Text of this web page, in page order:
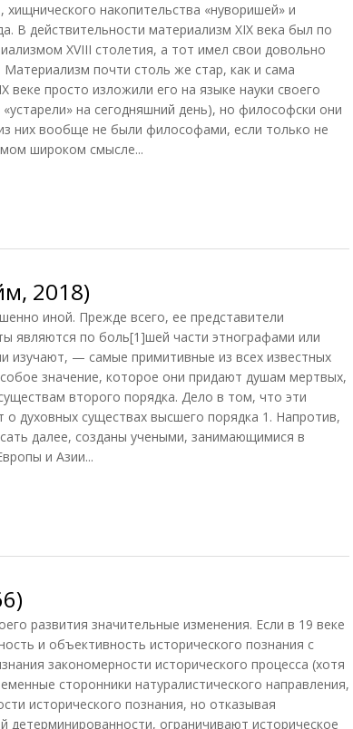
накопительства «нуворишей» и
В действительности материализм XIX века был по
XVIII столетия, а тот имел свои довольно
почти столь же стар, как и сама
веке просто изложили его на языке науки своего
на сегодняшний день), но философски они
них вообще не были философами, если только не
широком смысле...
2018)
иной. Прежде всего, ее представители
являются по боль[1]шей части этнографами или
изучают, — самые примитивные из всех известных
значение, которое они придают душам мертвых,
второго порядка. Дело в том, что эти
о духовных существах высшего порядка 1 . Напротив,
далее, созданы учеными, занимающимися в
и Азии...
развития значительные изменения. Если в 19 веке
и объективность исторического познания с
закономерности исторического процесса (хотя
сторонники натуралистического направления,
исторического познания, но отказывая
детерминированности, ограничивают историческое